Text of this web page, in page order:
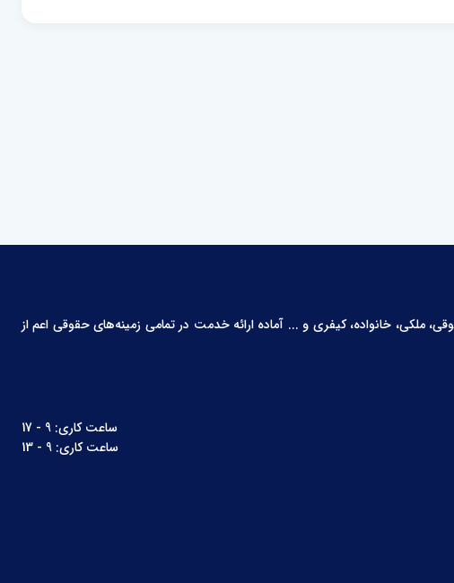
ملکی، خانواده، کیفری و ... آماده ارائه خدمت در تمامی زمینه‌های حقوقی اعم از
ساعت کاری: 9 - 17
ساعت کاری: 9 - 13